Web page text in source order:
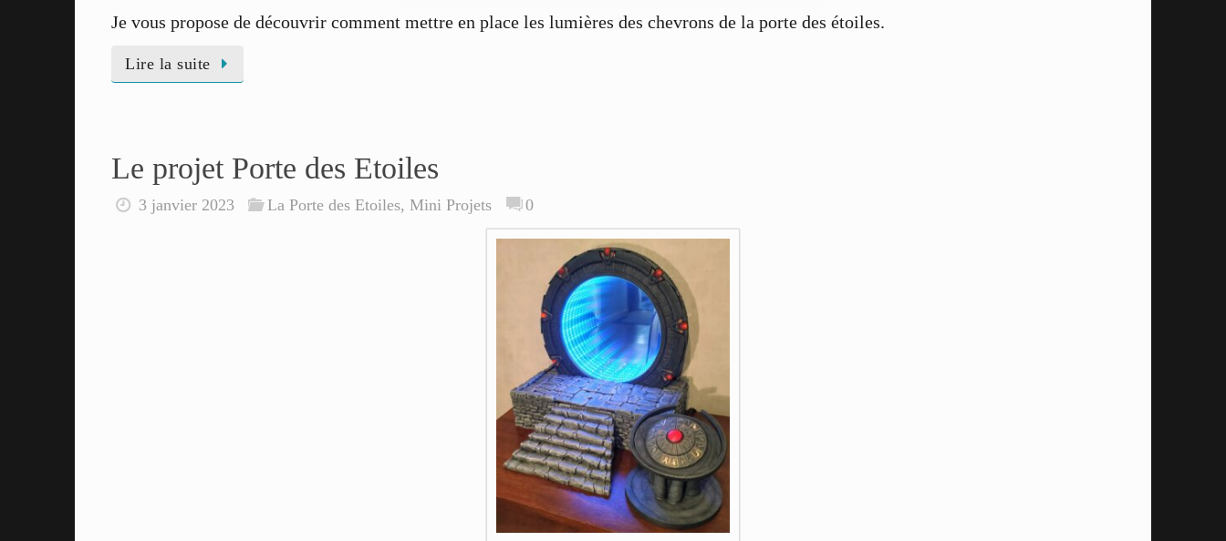
Je vous propose de découvrir comment mettre en place les lumières des chevrons de la porte des étoiles.
Lire la suite
Le projet Porte des Etoiles
3 janvier 2023 La Porte des Etoiles,Mini Projets 0